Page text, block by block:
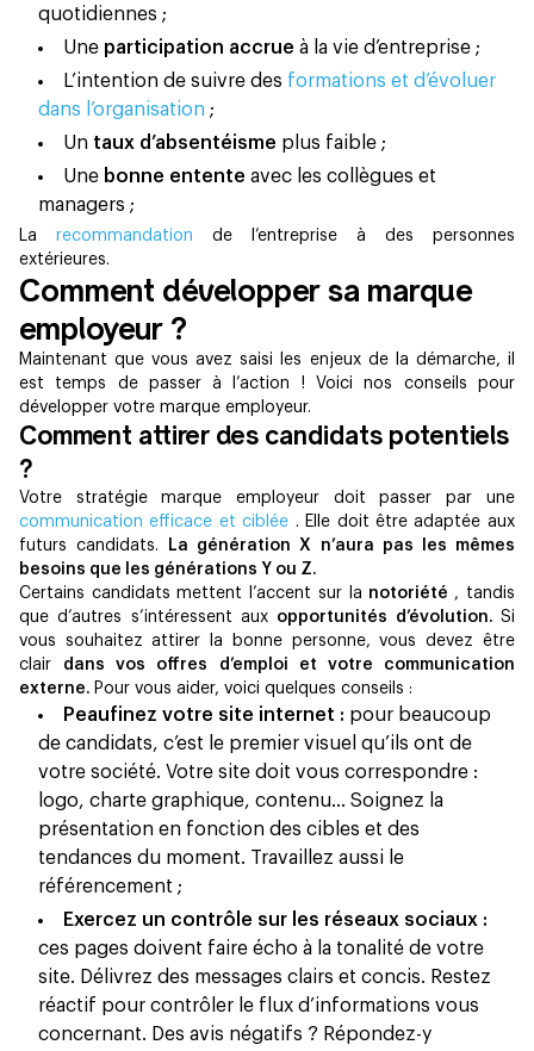
quotidiennes ;
Une participation accrue à la vie d’entreprise ;
L’intention de suivre des formations et d’évoluer
dans l’organisation ;
Un taux d’absentéisme plus faible ;
Une bonne entente avec les collègues et
managers ;
La recommandation de l’entreprise à des personnes
extérieures.
Comment développer sa marque
employeur ?
Maintenant que vous avez saisi les enjeux de la démarche, il
est temps de passer à l’action ! Voici nos conseils pour
développer votre marque employeur.
Comment attirer des candidats potentiels
?
Votre stratégie marque employeur doit passer par une
communication efficace et ciblée . Elle doit être adaptée aux
futurs candidats.
La génération X n’aura pas les mêmes
besoins que les générations Y ou Z.
Certains candidats mettent l’accent sur la notoriété , tandis
que d’autres s’intéressent aux opportunités d’évolution. Si
vous souhaitez attirer la bonne personne, vous devez être
clair dans vos offres d’emploi et votre communication
externe. Pour vous aider, voici quelques conseils :
Peaufinez votre site internet : pour beaucoup
de candidats, c’est le premier visuel qu’ils ont de
votre société. Votre site doit vous correspondre :
logo, charte graphique, contenu… Soignez la
présentation en fonction des cibles et des
tendances du moment. Travaillez aussi le
référencement ;
Exercez un contrôle sur les réseaux sociaux :
ces pages doivent faire écho à la tonalité de votre
site. Délivrez des messages clairs et concis. Restez
réactif pour contrôler le flux d’informations vous
concernant. Des avis négatifs ? Répondez-y